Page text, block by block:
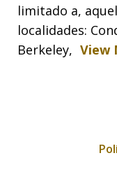
limitado a,
localidades:
Berkeley, View